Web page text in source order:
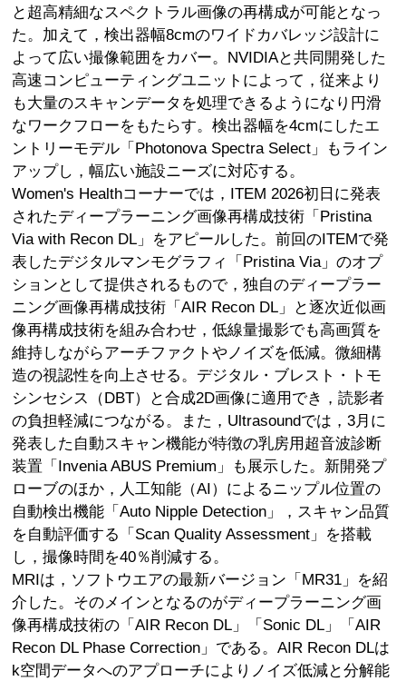
と超高精細なスペクトラル画像の再構成が可能となっ
た。加えて，検出器幅8cmのワイドカバレッジ設計に
よって広い撮像範囲をカバー。NVIDIAと共同開発した
高速コンピューティングユニットによって，従来より
も大量のスキャンデータを処理できるようになり円滑
なワークフローをもたらす。検出器幅を4cmにしたエ
ントリーモデル「Photonova Spectra Select」もライン
アップし，幅広い施設ニーズに対応する。
Women's Healthコーナーでは，ITEM 2026初日に発表
されたディープラーニング画像再構成技術「Pristina
Via with Recon DL」をアピールした。前回のITEMで発
表したデジタルマンモグラフィ「Pristina Via」のオプ
ションとして提供されるもので，独自のディープラー
ニング画像再構成技術「AIR Recon DL」と逐次近似画
像再構成技術を組み合わせ，低線量撮影でも高画質を
維持しながらアーチファクトやノイズを低減。微細構
造の視認性を向上させる。デジタル・ブレスト・トモ
シンセシス（DBT）と合成2D画像に適用でき，読影者
の負担軽減につながる。また，Ultrasoundでは，3月に
発表した自動スキャン機能が特徴の乳房用超音波診断
装置「Invenia ABUS Premium」も展示した。新開発プ
ローブのほか，人工知能（AI）によるニップル位置の
自動検出機能「Auto Nipple Detection」，スキャン品質
を自動評価する「Scan Quality Assessment」を搭載
し，撮像時間を40％削減する。
MRIは，ソフトウエアの最新バージョン「MR31」を紹
介した。そのメインとなるのがディープラーニング画
像再構成技術の「AIR Recon DL」「Sonic DL」「AIR
Recon DL Phase Correction」である。AIR Recon DLは
k空間データへのアプローチによりノイズ低減と分解能